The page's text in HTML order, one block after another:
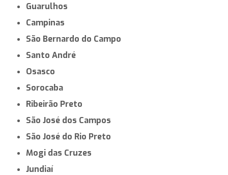
Guarulhos
Campinas
São Bernardo do Campo
Santo André
Osasco
Sorocaba
Ribeirão Preto
São José dos Campos
São José do Rio Preto
Mogi das Cruzes
Jundiaí